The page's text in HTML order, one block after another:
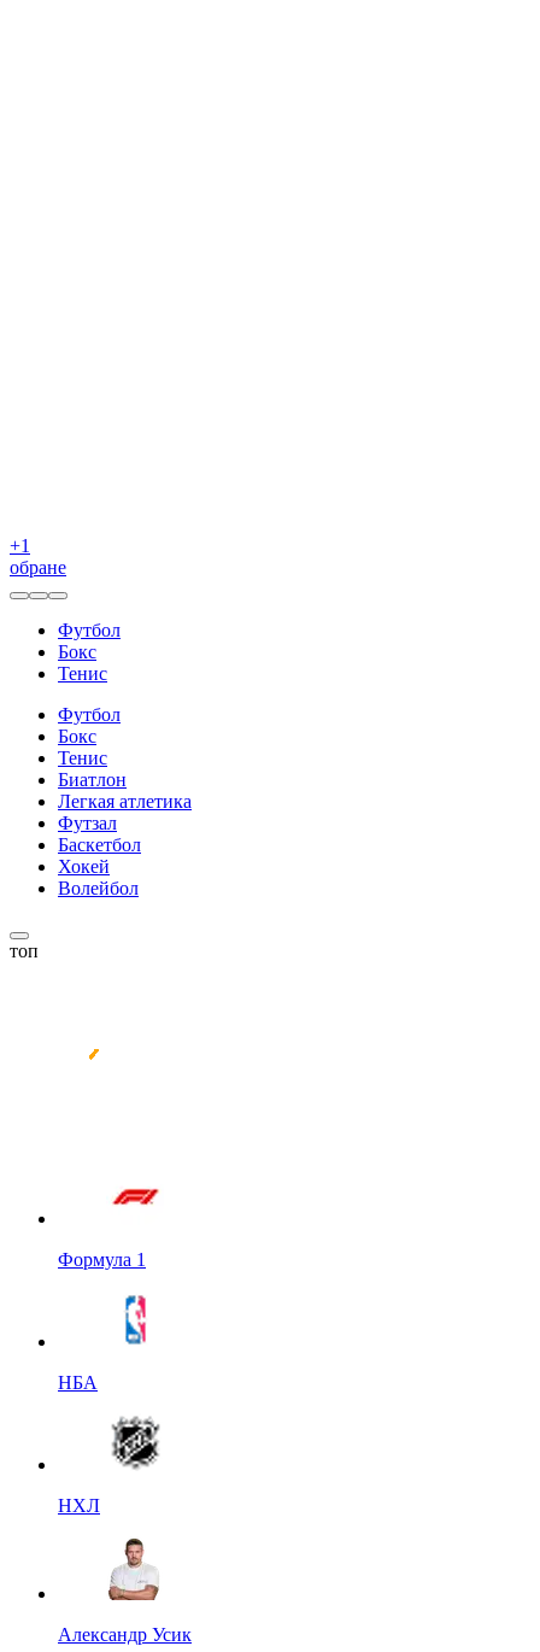
+1
обране
Футбол
Бокс
Тенис
Футбол
Бокс
Тенис
Биатлон
Легкая атлетика
Футзал
Баскетбол
Хокей
Волейбол
топ
Формула 1
НБА
НХЛ
Александр Усик